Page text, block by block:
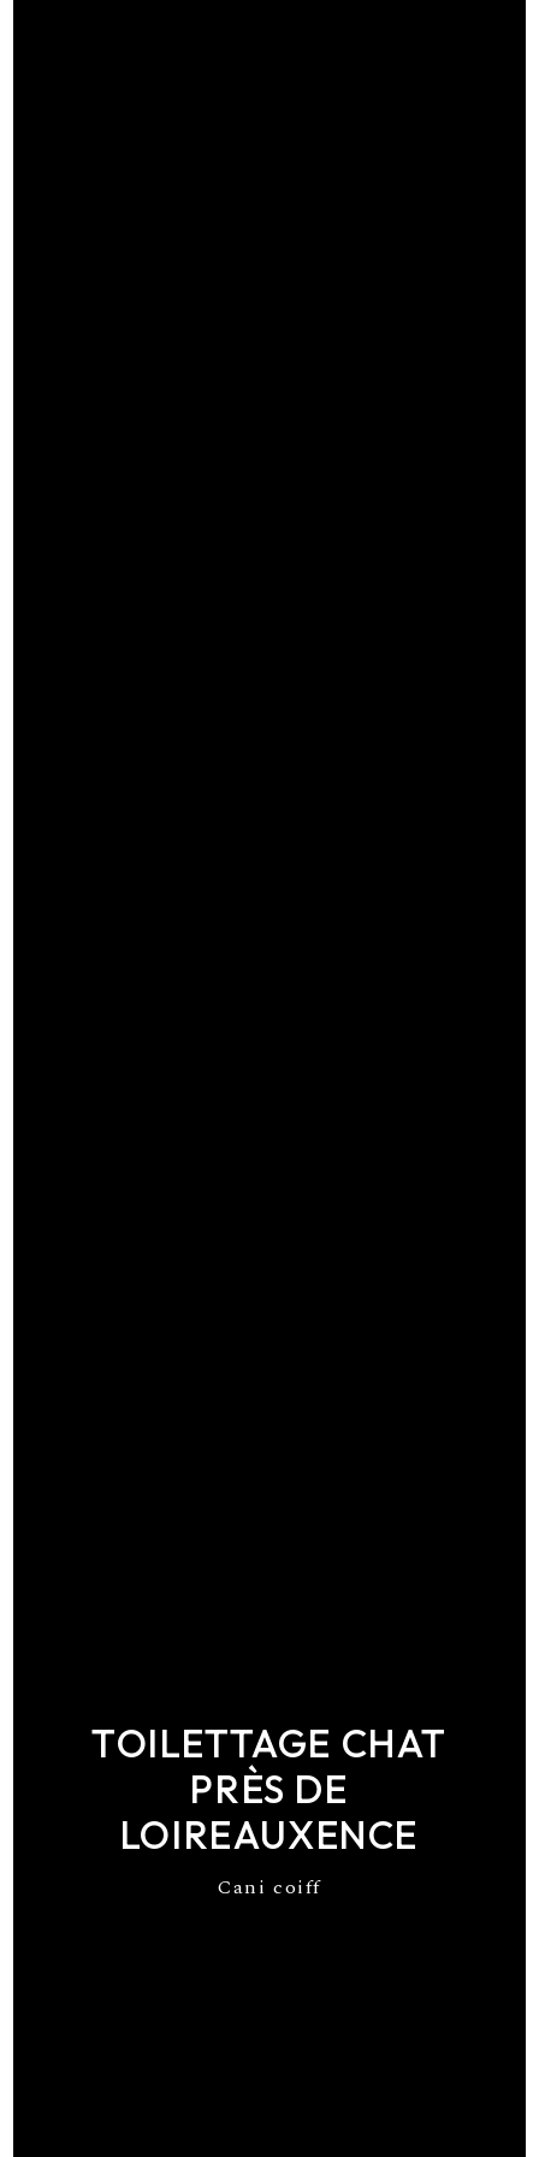
TOILETTAGE CHAT
PRÈS DE
LOIREAUXENCE
Cani coiff